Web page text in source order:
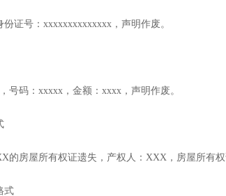
证号：xxxxxxxxxxxxxx，声明作废。
号码：xxxxx，金额：xxxx，声明作废。
的房屋所有权证遗失，产权人：XXX，房屋所有
式